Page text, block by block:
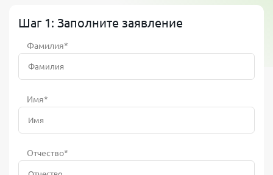
Шаг 1: Заполните заявление
Фамилия*
Имя*
Отчество*